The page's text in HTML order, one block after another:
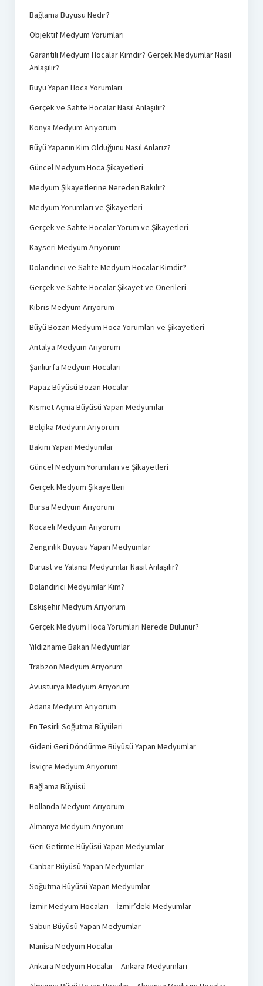
Bağlama Büyüsü Nedir?
Objektif Medyum Yorumları
Garantili Medyum Hocalar Kimdir? Gerçek Medyumlar Nasıl
Anlaşılır?
Büyü Yapan Hoca Yorumları
Gerçek ve Sahte Hocalar Nasıl Anlaşılır?
Konya Medyum Arıyorum
Büyü Yapanın Kim Olduğunu Nasıl Anlarız?
Güncel Medyum Hoca Şikayetleri
Medyum Şikayetlerine Nereden Bakılır?
Medyum Yorumları ve Şikayetleri
Gerçek ve Sahte Hocalar Yorum ve Şikayetleri
Kayseri Medyum Arıyorum
Dolandırıcı ve Sahte Medyum Hocalar Kimdir?
Gerçek ve Sahte Hocalar Şikayet ve Önerileri
Kıbrıs Medyum Arıyorum
Büyü Bozan Medyum Hoca Yorumları ve Şikayetleri
Antalya Medyum Arıyorum
Şanlıurfa Medyum Hocaları
Papaz Büyüsü Bozan Hocalar
Kısmet Açma Büyüsü Yapan Medyumlar
Belçika Medyum Arıyorum
Bakım Yapan Medyumlar
Güncel Medyum Yorumları ve Şikayetleri
Gerçek Medyum Şikayetleri
Bursa Medyum Arıyorum
Kocaeli Medyum Arıyorum
Zenginlik Büyüsü Yapan Medyumlar
Dürüst ve Yalancı Medyumlar Nasıl Anlaşılır?
Dolandırıcı Medyumlar Kim?
Eskişehir Medyum Arıyorum
Gerçek Medyum Hoca Yorumları Nerede Bulunur?
Yıldızname Bakan Medyumlar
Trabzon Medyum Arıyorum
Avusturya Medyum Arıyorum
Adana Medyum Arıyorum
En Tesirli Soğutma Büyüleri
Gideni Geri Döndürme Büyüsü Yapan Medyumlar
İsviçre Medyum Arıyorum
Bağlama Büyüsü
Hollanda Medyum Arıyorum
Almanya Medyum Arıyorum
Geri Getirme Büyüsü Yapan Medyumlar
Canbar Büyüsü Yapan Medyumlar
Soğutma Büyüsü Yapan Medyumlar
İzmir Medyum Hocaları – İzmir’deki Medyumlar
Sabun Büyüsü Yapan Medyumlar
Manisa Medyum Hocalar
Ankara Medyum Hocalar – Ankara Medyumları